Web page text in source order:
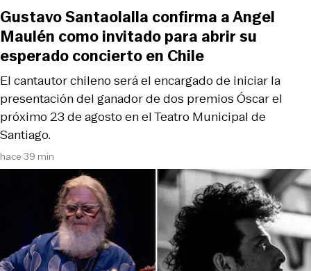
hace 39 min
El cantautor chileno será el encargado de iniciar la
presentación del ganador de dos premios Óscar el
próximo 23 de agosto en el Teatro Municipal de
Santiago.
Gustavo Santaolalla confirma a Angel
Maulén como invitado para abrir su
esperado concierto en Chile